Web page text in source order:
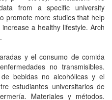
from a specific university
promote more studies that help
a healthy lifestyle. Arch
y el consumo de comida
no transmisibles.
bebidas no alcohólicas y el
estudiantes universitarios de
Materiales y métodos.